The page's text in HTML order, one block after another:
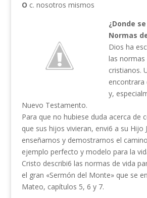
O c. nosotros mismos
¿Donde
Normas
Dios ha
las normas
cristianos.
encontrara
y,
Nuevo Testamento.
Para que no hubiese duda acerca de
que sus hijos vivieran, envi6 a su Hijo
enseñarnos y demostrarnos el
ejemplo perfecto y modelo para la
Cristo describi6 las normas de vida
el gran «Sermón del Monte» que se
Mateo, capítulos 5, 6 y 7.